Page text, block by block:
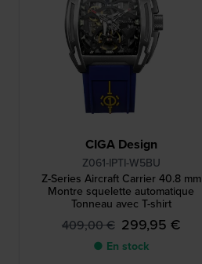
CIGA Design
Z061-IPTI-W5BU
Z-Series Aircraft Carrier 40.8 mm
Montre squelette automatique
Tonneau avec T-shirt
409,00 € 299,95 €
● En stock